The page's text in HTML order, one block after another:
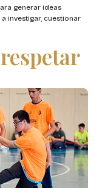
generar ideas
investigar, cuestionar